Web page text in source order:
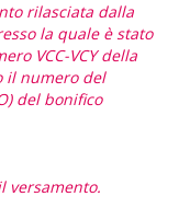
rilasciata dalla
la quale è stato
VCC-VCY della
il numero del
del bonifico
versamento.